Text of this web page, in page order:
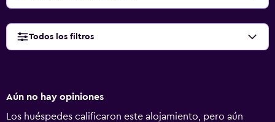
Todos los filtros
Aún no hay opiniones
Los huéspedes calificaron este alojamiento, pero aún